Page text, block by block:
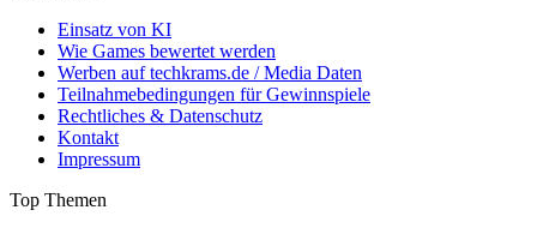
Einsatz von KI
Wie Games bewertet werden
Werben auf techkrams.de / Media Daten
Teilnahmebedingungen für Gewinnspiele
Rechtliches & Datenschutz
Kontakt
Impressum
Top Themen